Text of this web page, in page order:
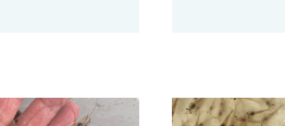
intestinal en la resistencia a
regulation and intestinal
How different